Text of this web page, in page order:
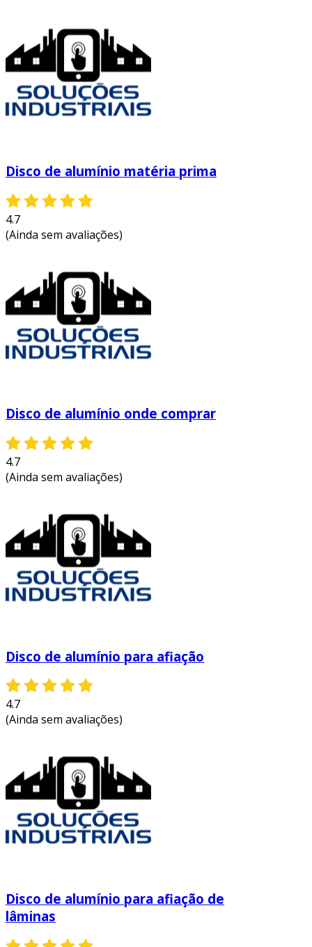
Disco de alumínio matéria prima
4.7
(Ainda sem avaliações)
Disco de alumínio onde comprar
4.7
(Ainda sem avaliações)
Disco de alumínio para afiação
4.7
(Ainda sem avaliações)
Disco de alumínio para afiação de
lâminas